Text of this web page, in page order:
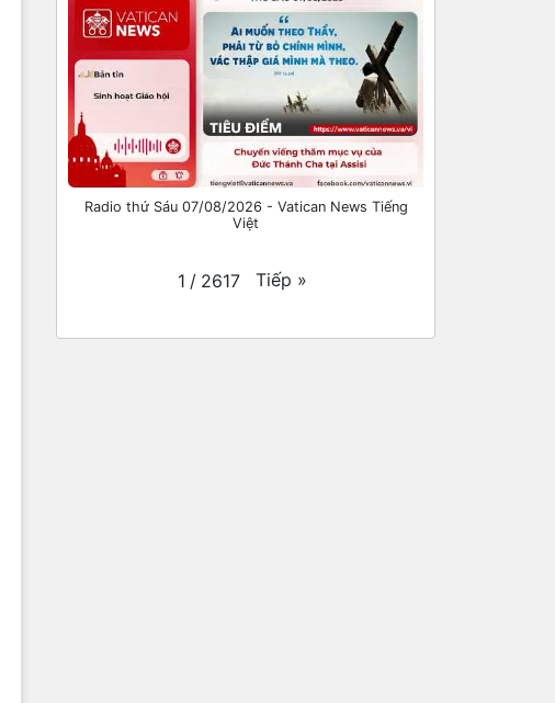
Radio thứ Sáu 07/08/2026 - Vatican News Tiếng
Việt
1 / 2617 Tiếp »